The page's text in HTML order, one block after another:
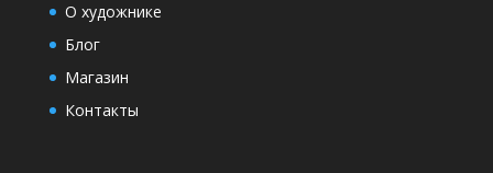
О художнике
Блог
Магазин
Контакты